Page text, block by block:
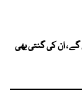
گے ، ان کی گنتی بھی